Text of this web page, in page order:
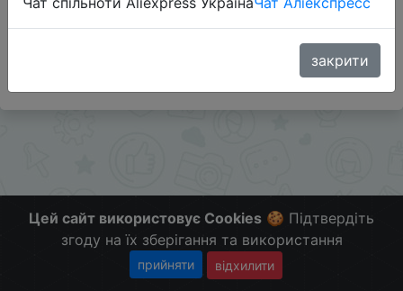
Слідкуйте за знижками на мобільному, в телеграм
Цей сайт використовує Cookies 🍪 Підтвердіть
згоду на їх зберігання та використання
прийняти відхилити
закрити